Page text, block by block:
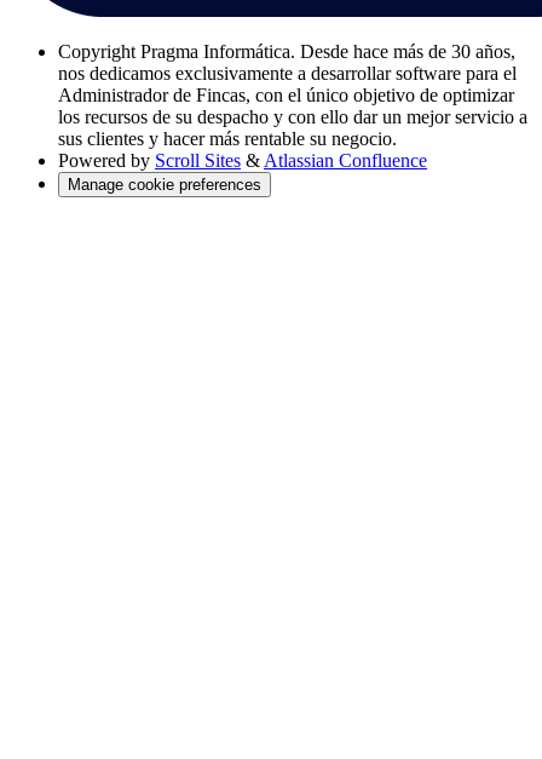
Copyright Pragma Informática. Desde hace más de 30 años,
nos dedicamos exclusivamente a desarrollar software para el
Administrador de Fincas, con el único objetivo de optimizar
los recursos de su despacho y con ello dar un mejor servicio a
sus clientes y hacer más rentable su negocio.
Powered by Scroll Sites & Atlassian Confluence
Manage cookie preferences